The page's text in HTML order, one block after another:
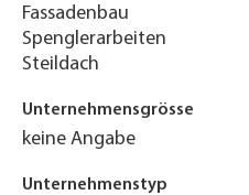
Fassadenbau
Spenglerarbeiten
Steildach
Unternehmensgrösse
keine Angabe
Unternehmenstyp